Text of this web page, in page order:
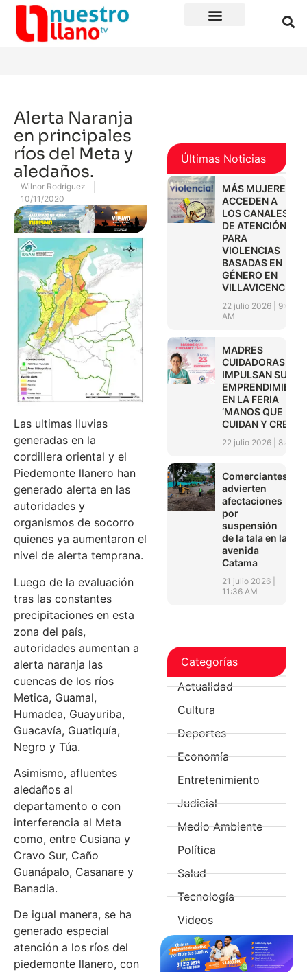
Alerta Naranja
en principales
ríos del Meta y
aledaños.
Wilnor Rodríguez
10/11/2020
Las ultimas lluvias
generadas en la
cordillera oriental y el
Piedemonte llanero han
generado alerta en las
autoridades y
organismos de socorro
quienes ya aumentaron el
nivel de alerta temprana.
Luego de la evaluación
tras las constantes
precipitaciones en esta
zona del país,
autoridades aumentan a
alerta naranja las
cuencas de los ríos
Metica, Guamal,
Humadea, Guayuriba,
Guacavía, Guatiquía,
Negro y Túa.
Asimismo, afluentes
aledaños al
departamento o con
interferencia al Meta
como, entre Cusiana y
Cravo Sur, Caño
Guanápalo, Casanare y
Banadia.
De igual manera, se ha
generado especial
atención a los ríos del
piedemonte llanero, con
Últimas Noticias
MÁS MUJERES
ACCEDEN A
LOS CANALES
DE ATENCIÓN
PARA
VIOLENCIAS
BASADAS EN
GÉNERO EN
VILLAVICENCIO
22 julio 2026
9:01
AM
MADRES
CUIDADORAS
IMPULSAN SUS
EN LA FERIA
‘MANOS QUE
CUIDAN Y CREAN’
22 julio 2026 8:45
Comerciantes
advierten
afectaciones
por
suspensión
de la tala en la
avenida
Catama
21 julio 2026
11:36 AM
Categorías
Actualidad
Cultura
Deportes
Economía
Entretenimiento
Judicial
Medio Ambiente
Política
Salud
Tecnología
Videos